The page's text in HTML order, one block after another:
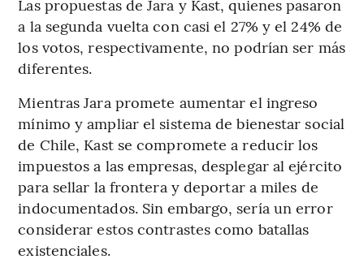
Las propuestas de Jara y Kast, quienes pasaron
a la segunda vuelta con casi el 27% y el 24% de
los votos, respectivamente, no podrían ser más
diferentes.
Mientras Jara promete aumentar el ingreso
mínimo y ampliar el sistema de bienestar social
de Chile, Kast se compromete a reducir los
impuestos a las empresas, desplegar al ejército
para sellar la frontera y deportar a miles de
indocumentados. Sin embargo, sería un error
considerar estos contrastes como batallas
existenciales.